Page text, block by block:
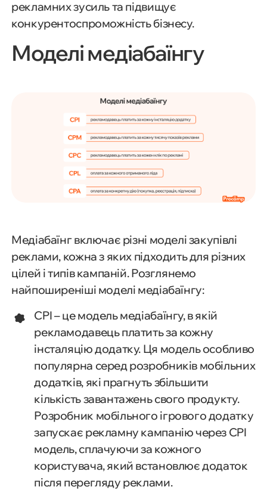
рекламних зусиль та підвищує
конкурентоспроможність бізнесу.
Моделі медіабаїнгу
Медіабаїнг включає різні моделі закупівлі
реклами, кожна з яких підходить для різних
цілей і типів кампаній. Розглянемо
найпоширеніші моделі медіабаїнгу:
CPI – це модель медіабаїнгу, в якій
рекламодавець платить за кожну
інсталяцію додатку. Ця модель особливо
популярна серед розробників мобільних
додатків, які прагнуть збільшити
кількість завантажень свого продукту.
Розробник мобільного ігрового додатку
запускає рекламну кампанію через CPI
модель, сплачуючи за кожного
користувача, який встановлює додаток
після перегляду реклами.